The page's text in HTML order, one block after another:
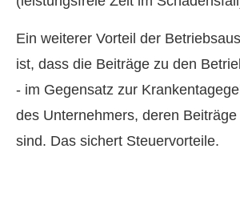
Ein weiterer Vorteil der
ist, dass die Beiträge zu den
- im Gegensatz zur
des Unternehmers, deren
sind. Das sichert Steuervorteile.